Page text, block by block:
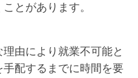
とがあります。
由により就業不可能と
配するまでに時間を要